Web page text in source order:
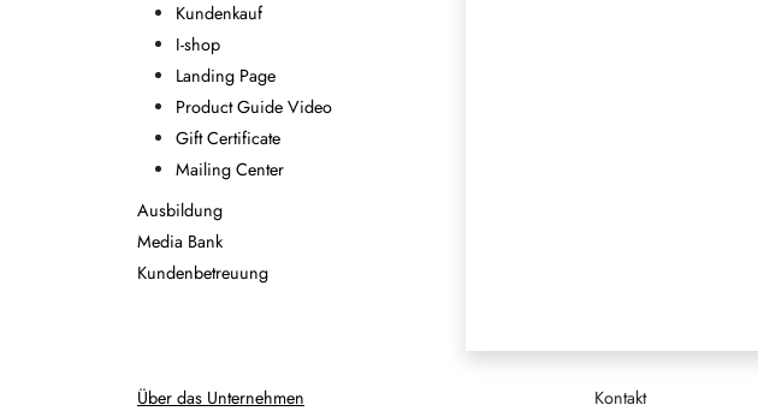
Kundenkauf
I-shop
Landing Page
Product Guide Video
Gift Certificate
Mailing Center
Ausbildung
Media Bank
Kundenbetreuung
Über das Unternehmen
Kontakt